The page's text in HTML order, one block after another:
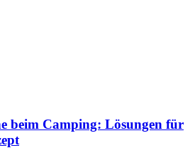
beim Camping: Lösungen für